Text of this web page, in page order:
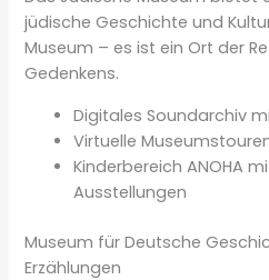
jüdische Geschichte und
Museum – es ist ein Ort der
Gedenkens.
Digitales Soundarchiv
Virtuelle
Kinderbereich ANOHA
Ausstellungen
Museum für Deutsche
Erzählungen